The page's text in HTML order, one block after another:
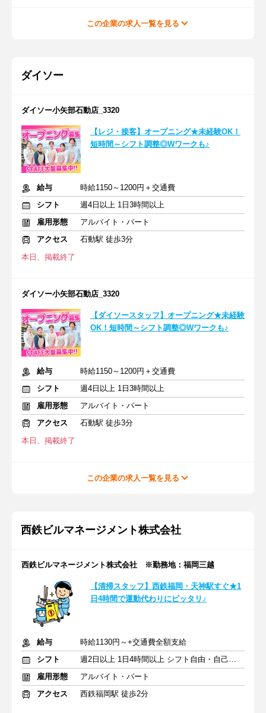
この企業の求人一覧を見る
ダイソー
ダイソー小矢部石動店_3320
【レジ・接客】オープニング★未経験OK！
短時間～シフト調整◎Wワークも♪
給与
時給1150～1200円＋交通費
シフト
週4日以上 1日3時間以上
雇用形態
アルバイト・パート
アクセス
石動駅 徒歩3分
本日、掲載終了
ダイソー小矢部石動店_3320
【ダイソースタッフ】オープニング★未経験
OK！短時間～シフト調整◎Wワークも♪
給与
時給1150～1200円＋交通費
シフト
週4日以上 1日3時間以上
雇用形態
アルバイト・パート
アクセス
石動駅 徒歩3分
本日、掲載終了
この企業の求人一覧を見る
西鉄ビルマネージメント株式会社
西鉄ビルマネージメント株式会社 ※勤務地：福岡三越
【清掃スタッフ】西鉄福岡・天神駅すぐ★1
日4時間で運動代わりにピッタリ♪
給与
時給1130円～+交通費全額支給
シフト
週2日以上 1日4時間以上 シフト自由・自己申告
雇用形態
アルバイト・パート
アクセス
西鉄福岡駅 徒歩2分